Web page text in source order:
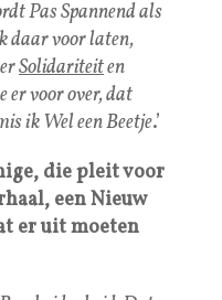
Pas Spannend als
daar voor laten,
Solidariteiten
er voor over, dat
ik Wel een Beetje.’
die pleit voor
een Nieuw
er uit moeten